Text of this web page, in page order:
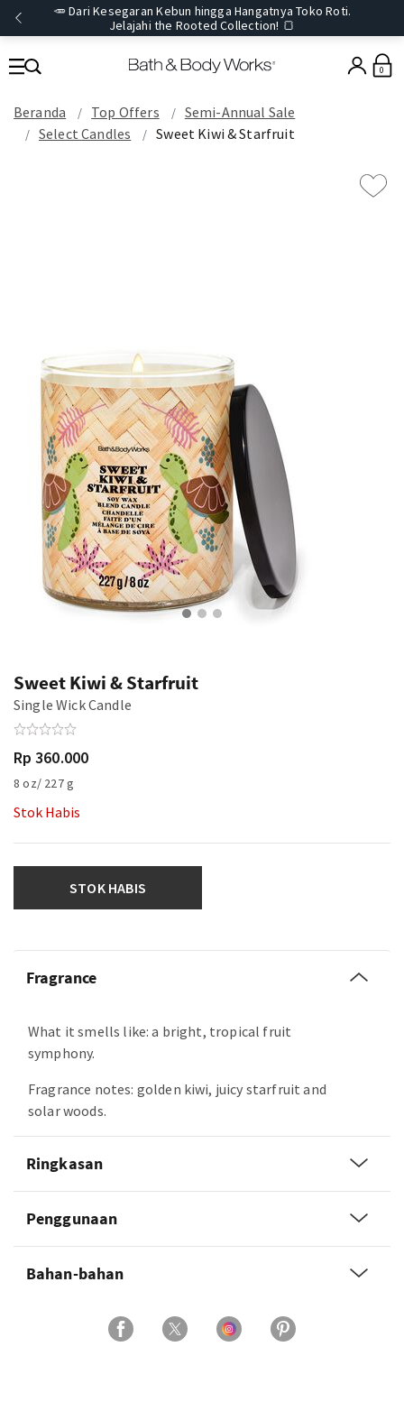
🥕 Dari Kesegaran Kebun hingga Hangatnya Toko Roti.
Jelajahi the Rooted Collection! 🍞
0
Beranda Top Offers
Semi-Annual Sale
Select Candles
Sweet Kiwi & Starfruit
Sweet Kiwi & Starfruit
Single Wick Candle
Rp 360.000
8 oz/ 227 g
Stok Habis
STOK HABIS
Fragrance
What it smells like: a bright, tropical fruit
symphony.
Fragrance notes: golden kiwi, juicy starfruit and
solar woods.
Ringkasan
Penggunaan
Bahan-bahan